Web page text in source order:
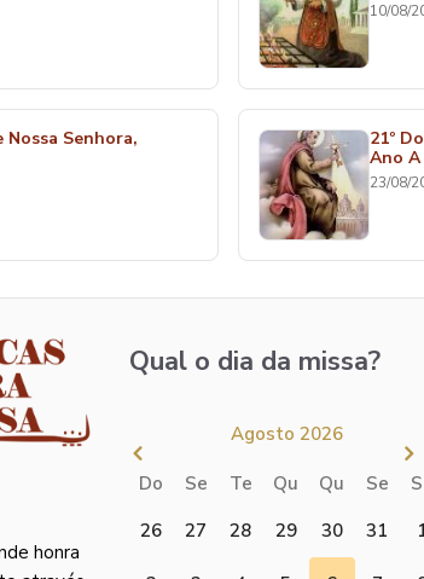
10/08/
Nossa Senhora,
21º
Ano A
23/08/
honra
Qual o dia da missa?
Agosto 2026
Do Se Te Qu Qu Se
26
27 28 29 30 31